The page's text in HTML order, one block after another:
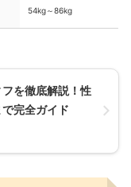
54kg～86kg
を徹底解説！性
完全ガイド